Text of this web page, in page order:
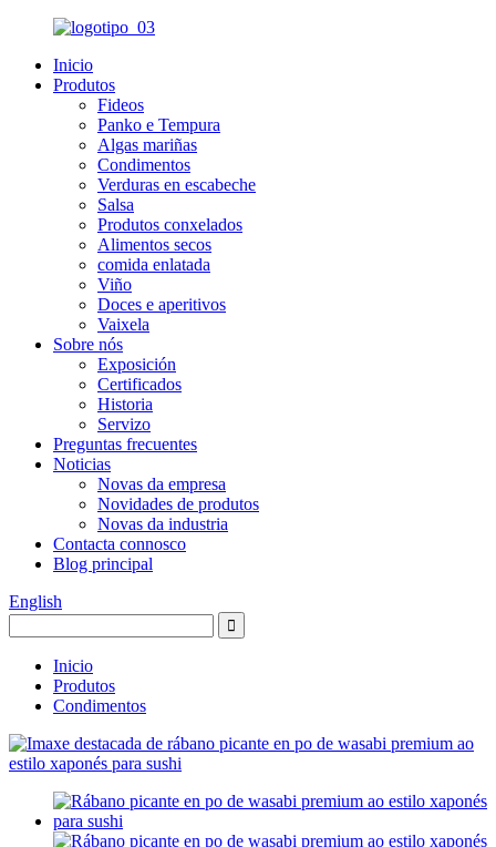
Inicio
Produtos
Fideos
Panko e Tempura
Algas mariñas
Condimentos
Verduras en escabeche
Salsa
Produtos conxelados
Alimentos secos
comida enlatada
Viño
Doces e aperitivos
Vaixela
Sobre nós
Exposición
Certificados
Historia
Servizo
Preguntas frecuentes
Noticias
Novas da empresa
Novidades de produtos
Novas da industria
Contacta connosco
Blog principal
English
Inicio
Produtos
Condimentos